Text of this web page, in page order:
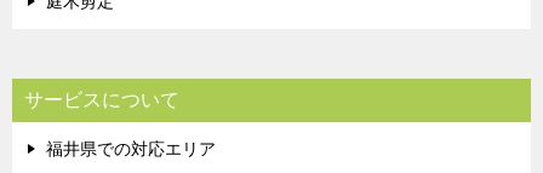
サービスについて
福井県での対応エリア